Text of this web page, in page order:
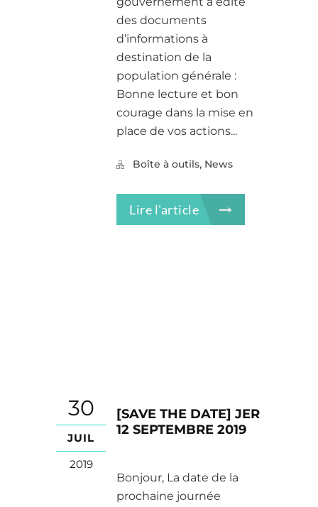
des documents
d’informations à
destination de la
population générale :
Bonne lecture et bon
courage dans la mise en
place de vos actions...
Boîte à outils, News
Lire l'article
30
JUIL
2019
[SAVE THE DATE] JER
12 SEPTEMBRE 2019
Bonjour, La date de la
prochaine journée